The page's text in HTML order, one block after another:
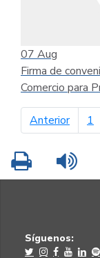
07 Aug
Firma de
Comercio para
Anterior 1
Imprimir
Síguenos: